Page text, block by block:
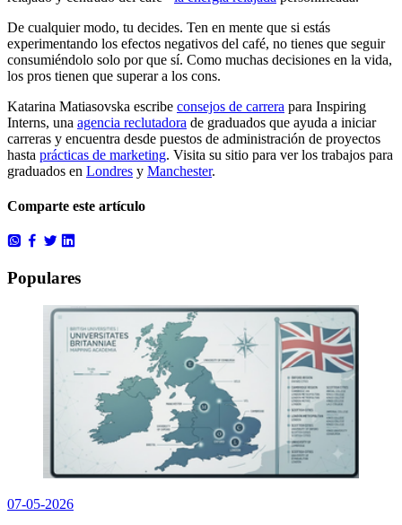
De cualquier modo, tu decides. Ten en mente que si estás
experimentando los efectos negativos del café, no tienes que seguir
consumiéndolo solo por que sí. Como muchas decisiones en la vida,
los pros tienen que superar a los cons.
Katarina Matiasovska escribe consejos de carrera para Inspiring
Interns, una agencia reclutadora de graduados que ayuda a iniciar
carreras y encuentra desde puestos de administración de proyectos
hasta prácticas de marketing. Visita su sitio para ver los trabajos para
graduados en Londres y Manchester.
Comparte este artículo
Populares
07-05-2026